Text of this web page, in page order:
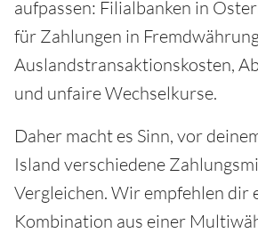
aufpassen: Filialbanken in
für Zahlungen in
Auslandstransaktionskosten,
und unfaire Wechselkurse.
Daher macht es Sinn, vor
Island verschiedene
Vergleichen. Wir empfehlen dir
Kombination aus einer